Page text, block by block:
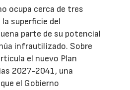
ocupa cerca de tres
superficie del
parte de su potencial
infrautilizado. Sobre
el nuevo Plan
2027-2041, una
el Gobierno